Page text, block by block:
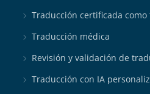
Traducción certificada
Traducción médica
Revisión y validación de
Traducción con IA